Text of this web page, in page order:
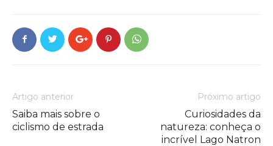
Artigo anterior
Saiba mais sobre o
ciclismo de estrada
Próximo artigo
Curiosidades da
natureza: conheça o
incrível Lago Natron